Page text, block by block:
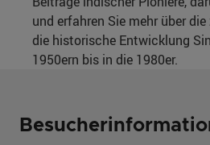
und erfahren Sie mehr über
die historische Entwicklung
1950ern bis in die 1980er.